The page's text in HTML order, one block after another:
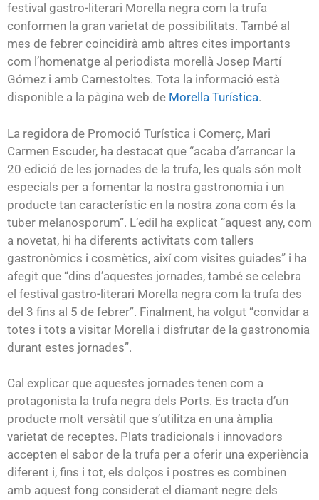
festival gastro-literari Morella negra com la trufa
conformen la gran varietat de possibilitats. També al
mes de febrer coincidirà amb altres cites importants
com l’homenatge al periodista morellà Josep Martí
Gómez i amb Carnestoltes. Tota la informació està
disponible a la pàgina web de Morella Turística.
La regidora de Promoció Turística i Comerç, Mari
Carmen Escuder, ha destacat que “acaba d’arrancar la
20 edició de les jornades de la trufa, les quals són molt
especials per a fomentar la nostra gastronomia i un
producte tan característic en la nostra zona com és la
tuber melanosporum”. L’edil ha explicat “aquest any, com
a novetat, hi ha diferents activitats com tallers
gastronòmics i cosmètics, així com visites guiades” i ha
afegit que “dins d’aquestes jornades, també se celebra
el festival gastro-literari Morella negra com la trufa des
del 3 fins al 5 de febrer”. Finalment, ha volgut “convidar a
totes i tots a visitar Morella i disfrutar de la gastronomia
durant estes jornades”.
Cal explicar que aquestes jornades tenen com a
protagonista la trufa negra dels Ports. Es tracta d’un
producte molt versàtil que s’utilitza en una àmplia
varietat de receptes. Plats tradicionals i innovadors
accepten el sabor de la trufa per a oferir una experiència
diferent i, fins i tot, els dolços i postres es combinen
amb aquest fong considerat el diamant negre dels